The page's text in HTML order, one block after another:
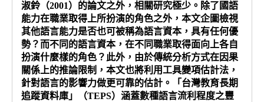
淑鈴（2001）的論文之外，相關研究極少。除了國語
能力在職業取得上所扮演的角色之外，本文企圖檢視
其他語言能力是否也可被稱為語言資本，具有任何優
勢？而不同的語言資本，在不同職業取得面向上各自
扮演什麼樣的角色？此外，由於傳統分析方式在因果
關係上的推論限制，本文也將利用工具變項估計法，
針對語言的影響力做更可靠的估計。「台灣教育長期
追蹤資料庫」（TEPS）涵蓋數種語言流利程度之豐